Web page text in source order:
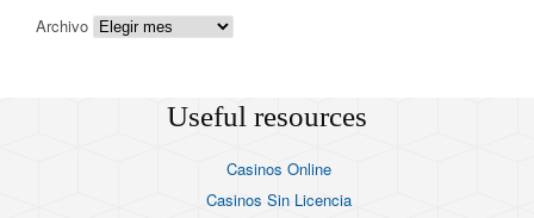
Archivo
Useful resources
Casinos Online
Casinos Sin Licencia